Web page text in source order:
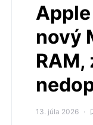
nový
RAM,
13. júla 2026